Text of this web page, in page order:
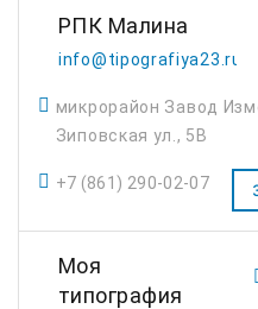
РПК Малина
info@tipografiya23.ru
микрорайон Завод
Зиповская ул., 5В
+7 (861) 290-02-07
Моя
типография